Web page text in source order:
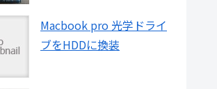
Macbook pro 光学ドライ
ブをHDDに換装